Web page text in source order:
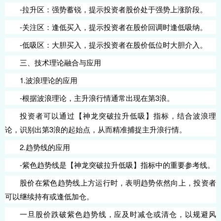
-拉升区：强势蓄锐，提示投资者股价处于强势上涨阶段。
-关注区：逢低买入，提示投资者在股价回调时逢低吸纳。
-低吸区：大胆买入，提示投资者在股价低位时大胆介入。
三、技术理论融合与应用
1.波浪理论的应用
-根据波浪理论，主升浪行情通常出现在第3浪。
投资者可以通过【神龙突破拉升低吸】指标，结合波浪理
论，识别出第3浪的起始点，从而精准捕捉主升浪行情。
2.趋势线的应用
-紫色趋势线是【神龙突破拉升低吸】指标中的重要参考线。
股价在紫色趋势线上方运行时，表明趋势依然向上，投资者
可以继续持有或逢低加仓。
一旦股价跌破紫色趋势线，应及时减仓或清仓，以规避风